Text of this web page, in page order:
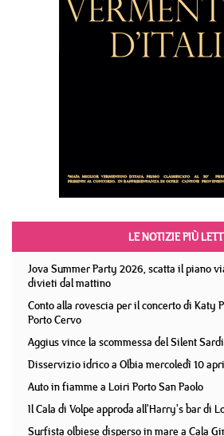
LE NOTIZIE PIÙ
Jova Summer Party 2026, scatta il piano
divieti dal mattino
Conto alla rovescia per il concerto di Katy
Porto Cervo
Aggius vince la scommessa del Silent
Disservizio idrico a Olbia mercoledì 10
Auto in fiamme a Loiri Porto San Paolo
Il Cala di Volpe approda all'Harry's bar di
Surfista olbiese disperso in mare a Cala